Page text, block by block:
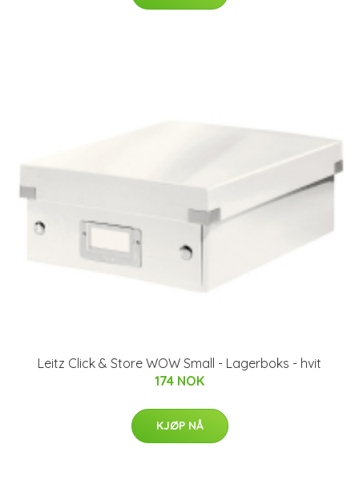
Leitz Click & Store WOW Small - Lagerboks - hvit
174 NOK
KJØP NÅ